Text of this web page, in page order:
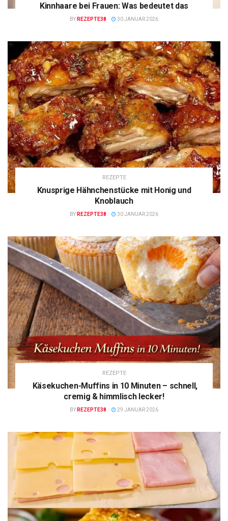
Kinnhaare bei Frauen: Was bedeutet das
BY REZEPTE38 30 JANUAR 2026
REZEPTE
Knusprige Hähnchenstücke mit Honig und
Knoblauch
BY REZEPTE38 30 JANUAR 2026
REZEPTE
Käsekuchen-Muffins in 10 Minuten – schnell,
cremig & himmlisch lecker!
BY REZEPTE38 29 JANUAR 2026